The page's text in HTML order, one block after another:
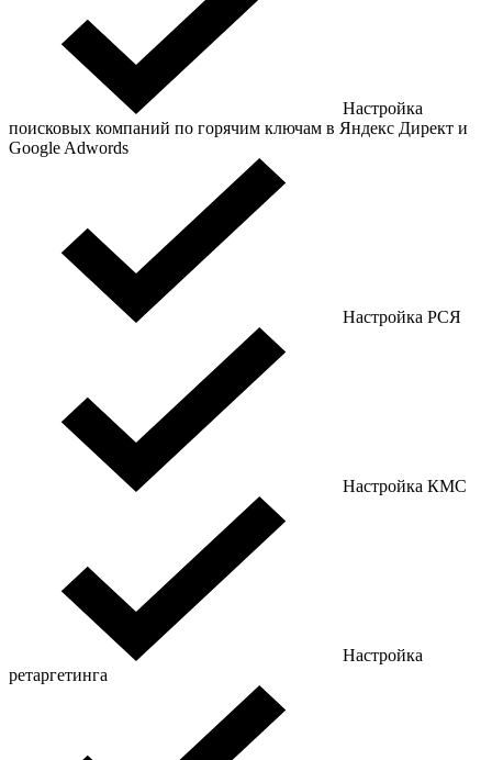
Настройка
поисковых компаний по горячим ключам в Яндекс Директ и
Google Adwords
Настройка РСЯ
Настройка КМС
Настройка
ретаргетинга